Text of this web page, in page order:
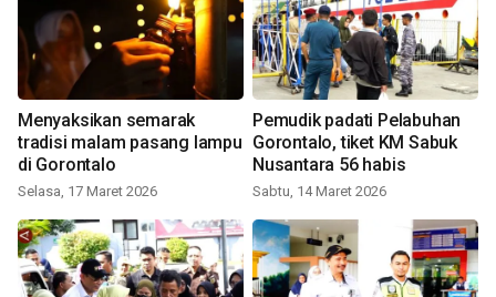
Menyaksikan semarak
tradisi malam pasang lampu
di Gorontalo
Selasa, 17 Maret 2026
Pemudik padati Pelabuhan
Gorontalo, tiket KM Sabuk
Nusantara 56 habis
Sabtu, 14 Maret 2026